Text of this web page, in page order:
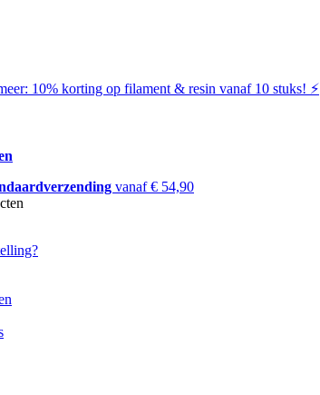
​​10% korting op filament & resin vanaf 10 stuks! ⚡️
vanaf € 54,90